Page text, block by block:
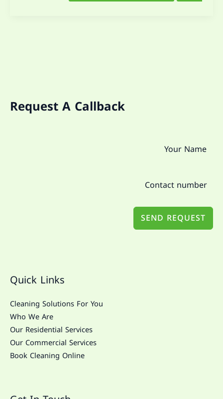
Request A Callback
SEND REQUEST
Quick Links
Cleaning Solutions For You
Who We Are
Our Residential Services
Our Commercial Services
Book Cleaning Online